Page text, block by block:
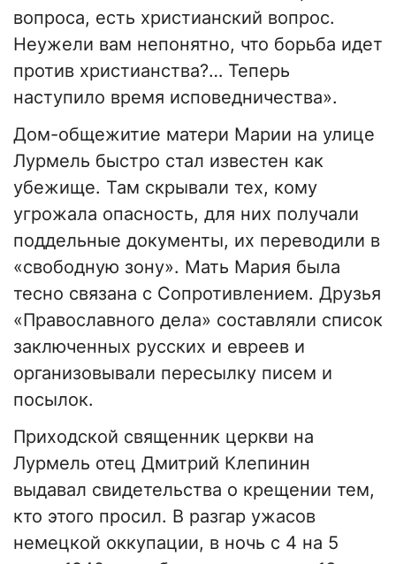
вопроса, есть христианский вопрос.
Неужели вам непонятно, что борьба идет
против христианства?… Теперь
наступило время исповедничества».
Дом-общежитие матери Марии на улице
Лурмель быстро стал известен как
убежище. Там скрывали тех, кому
угрожала опасность, для них получали
поддельные документы, их переводили в
«свободную зону». Мать Мария была
тесно связана с Сопротивлением. Друзья
«Православного дела» составляли список
заключенных русских и евреев и
организовывали пересылку писем и
посылок.
Приходской священник церкви на
Лурмель отец Дмитрий Клепинин
выдавал свидетельства о крещении тем,
кто этого просил. В разгар ужасов
немецкой оккупации, в ночь с 4 на 5